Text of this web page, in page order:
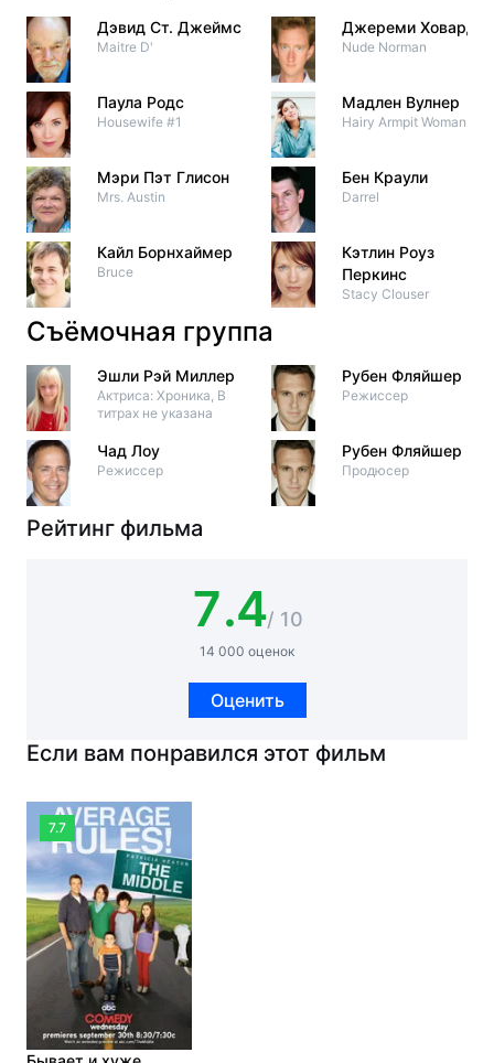
Дэвид Ст. Джеймс
Maitre D'
Паула Родс
Housewife #1
Мэри Пэт Глисон
Mrs. Austin
Кайл Борнхаймер
Bruce
Джереми Ховард
Nude Norman
Мадлен Вулнер
Hairy Armpit Woman
Бен Краули
Darrel
Кэтлин Роуз
Перкинс
Stacy Clouser
Съёмочная группа
Эшли Рэй Миллер
Актриса: Хроника, В
титрах не указана
Чад Лоу
Режиссер
Рубен Фляйшер
Режиссер
Рубен Фляйшер
Продюсер
Рейтинг фильма
7.4/ 10
14 000 оценок
Оценить
Если вам понравился этот фильм
7.7